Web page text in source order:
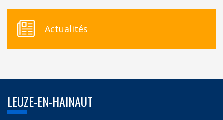
Actualités
LEUZE-EN-HAINAUT